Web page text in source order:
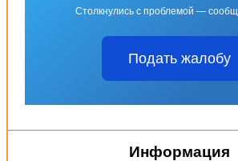
Столкнулись с проблемой —
Подать жалобу
Информация